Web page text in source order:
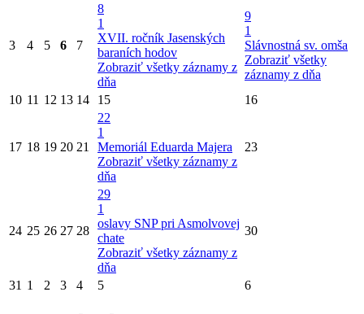
3 4 5 6 7
8
1
XVII. ročník Jasenských
baraních hodov
Zobraziť všetky záznamy z
dňa
9
1
Slávnostná sv. omša
Zobraziť všetky
záznamy z dňa
10 11 12 13 14 15 16
17 18 19 20 21
22
1
Memoriál Eduarda Majera
Zobraziť všetky záznamy z
dňa
23
24 25 26 27 28
29
1
oslavy SNP pri Asmolvovej
chate
Zobraziť všetky záznamy z
dňa
30
31 1 2 3 4 5 6